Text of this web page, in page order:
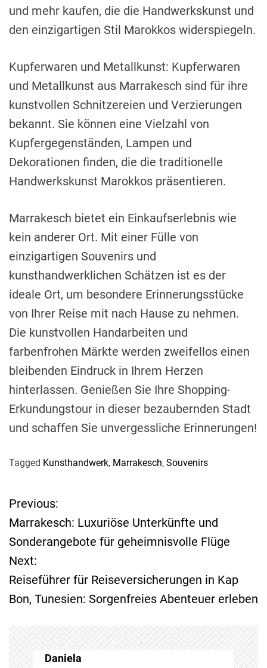
und mehr kaufen, die die Handwerkskunst und
den einzigartigen Stil Marokkos widerspiegeln.
Kupferwaren und Metallkunst: Kupferwaren
und Metallkunst aus Marrakesch sind für ihre
kunstvollen Schnitzereien und Verzierungen
bekannt. Sie können eine Vielzahl von
Kupfergegenständen, Lampen und
Dekorationen finden, die die traditionelle
Handwerkskunst Marokkos präsentieren.
Marrakesch bietet ein Einkaufserlebnis wie
kein anderer Ort. Mit einer Fülle von
einzigartigen Souvenirs und
kunsthandwerklichen Schätzen ist es der
ideale Ort, um besondere Erinnerungsstücke
von Ihrer Reise mit nach Hause zu nehmen.
Die kunstvollen Handarbeiten und
farbenfrohen Märkte werden zweifellos einen
bleibenden Eindruck in Ihrem Herzen
hinterlassen. Genießen Sie Ihre Shopping-
Erkundungstour in dieser bezaubernden Stadt
und schaffen Sie unvergessliche Erinnerungen!
Tagged Kunsthandwerk, Marrakesch, Souvenirs
B
e
i
t
r
a
Previous:
Marrakesch: Luxuriöse Unterkünfte und
Sonderangebote für geheimnisvolle Flüge
Next:
Reiseführer für Reiseversicherungen in Kap
Bon, Tunesien: Sorgenfreies Abenteuer erleben
Daniela